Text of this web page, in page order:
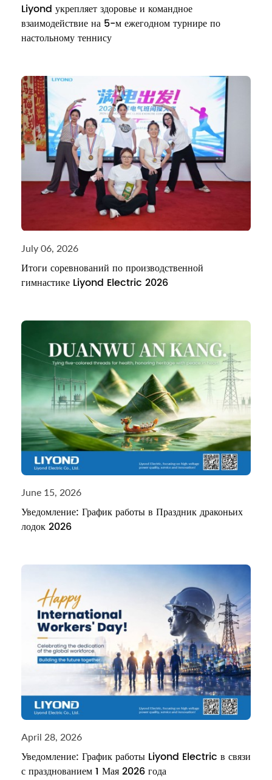
Liyond укрепляет здоровье и командное
взаимодействие на 5-м ежегодном турнире по
настольному теннису
July 06, 2026
Итоги соревнований по производственной
гимнастике Liyond Electric 2026
June 15, 2026
Уведомление: График работы в Праздник драконьих
лодок 2026
April 28, 2026
Уведомление: График работы Liyond Electric в связи
с празднованием 1 Мая 2026 года